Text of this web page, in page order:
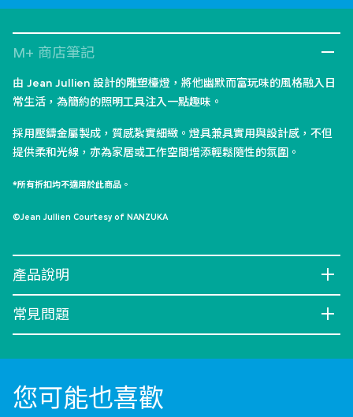
M+ 商店筆記
由 Jean Jullien 設計的雕塑檯燈，將他幽默而富玩味的風格融入日
常生活，為簡約的照明工具注入一點趣味。
採用壓鑄金屬製成，質感紮實細緻。燈具兼具實用與設計感，不但
提供柔和光線，亦為家居或工作空間增添輕鬆隨性的氛圍。
*所有折扣均不適用於此商品。
©Jean Jullien Courtesy of NANZUKA
產品說明
常見問題
您可能也喜歡